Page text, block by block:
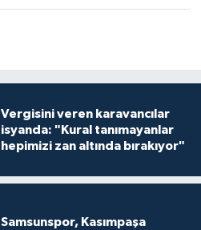
Vergisini veren karavancılar
isyanda: "Kural tanımayanlar
hepimizi zan altında bırakıyor"
Samsunspor, Kasımpaşa